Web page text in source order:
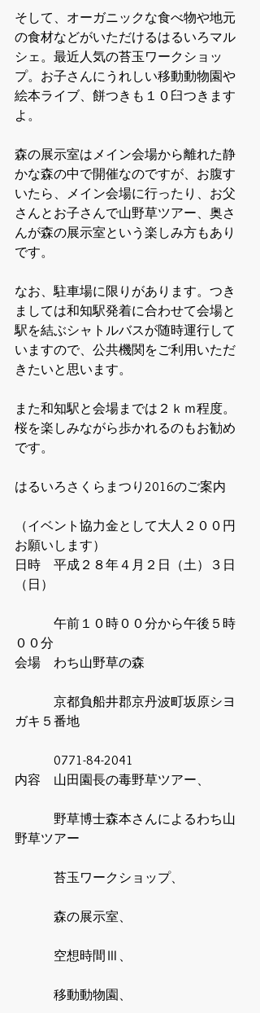
そして、オーガニックな食べ物や地元
の食材などがいただけるはるいろマル
シェ。最近人気の苔玉ワークショッ
プ。お子さんにうれしい移動動物園や
絵本ライブ、餅つきも１０臼つきます
よ。
森の展示室はメイン会場から離れた静
かな森の中で開催なのですが、お腹す
いたら、メイン会場に行ったり、お父
さんとお子さんで山野草ツアー、奥さ
んが森の展示室という楽しみ方もあり
です。
なお、駐車場に限りがあります。つき
ましては和知駅発着に合わせて会場と
駅を結ぶシャトルバスが随時運行して
いますので、公共機関をご利用いただ
きたいと思います。
また和知駅と会場までは２ｋｍ程度。
桜を楽しみながら歩かれるのもお勧め
です。
はるいろさくらまつり2016のご案内
（イベント協力金として大人２００円
お願いします）
日時　平成２８年４月２日（土）３日
（日）
午前１０時００分から午後５時
００分
会場　わち山野草の森
京都負船井郡京丹波町坂原シヨ
ガキ５番地
0771-84-2041
内容　山田園長の毒野草ツアー、
野草博士森本さんによるわち山
野草ツアー
苔玉ワークショップ、
森の展示室、
空想時間Ⅲ、
移動動物園、